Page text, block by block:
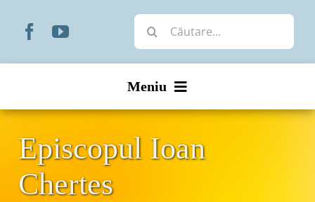
Cautare...
Meniu
Noutăți
Episcopul Ioan
Chertes